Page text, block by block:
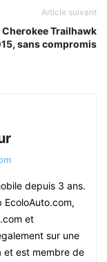
Article suivant
Cherokee Trailhawk
sans compromis
depuis 3 ans.
et
sur une
et est membre de